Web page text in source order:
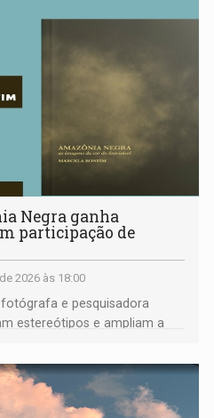
Negra ganha
participação de
2026 às 18:00
e pesquisadora
estereótipos e ampliam a